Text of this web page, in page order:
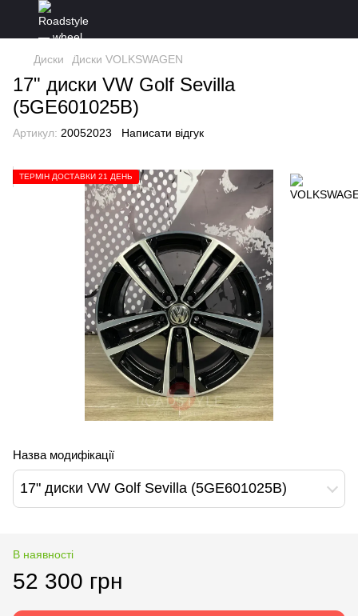
Диски Диски VOLKSWAGEN
17" диски VW Golf Sevilla
(5GE601025B)
Артикул: 20052023 Написати відгук
ТЕРМІН ДОСТАВКИ 21 ДЕНЬ
Назва модифікації
17" диски VW Golf Sevilla (5GE601025B)
В наявності
52 300 грн